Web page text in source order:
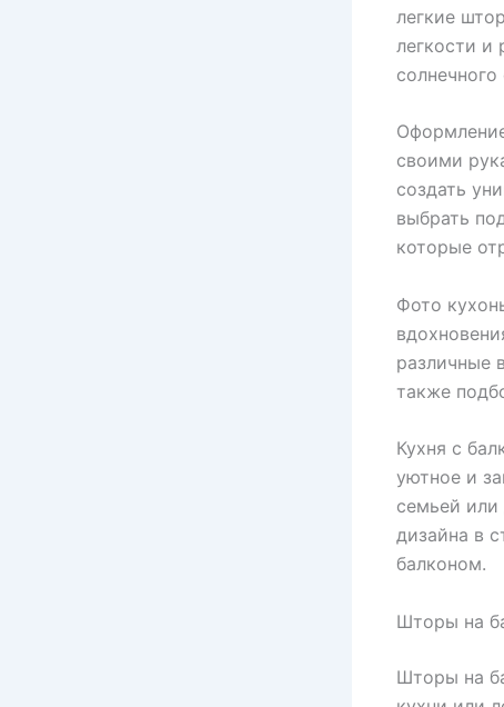
легкие
легкости и
своими
создать
выбрать
которые
Фото
различные
также
Кухня с
уютное и
семьей
дизайна в
балконом.
Шторы на
Шторы на